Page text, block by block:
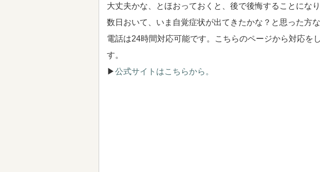
大丈夫かな、とほおっておくと、後で後悔することになり
数日おいて、いま自覚症状が出てきたかな？と思った方
電話は24時間対応可能です。こちらのページから対応を
す。
▶公式サイトはこちらから。